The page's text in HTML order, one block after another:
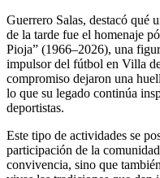
Guerrero Salas, destacó qué
de la tarde fue el homenaje
Pioja” (1966–2026), una
impulsor del fútbol en Villa
compromiso dejaron una
lo que su legado continúa
deportistas.
Este tipo de actividades se
participación de la
convivencia, sino que